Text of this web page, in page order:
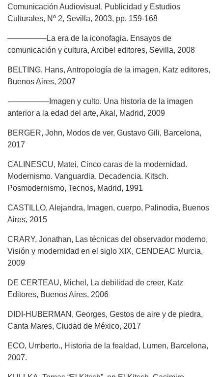
Comunicación Audiovisual, Publicidad y Estudios
Culturales, Nº 2, Sevilla, 2003, pp. 159-168
—————La era de la iconofagia. Ensayos de
comunicación y cultura, Arcibel editores, Sevilla, 2008
BELTING, Hans, Antropología de la imagen, Katz editores,
Buenos Aires, 2007
-—————Imagen y culto. Una historia de la imagen
anterior a la edad del arte, Akal, Madrid, 2009
BERGER, John, Modos de ver, Gustavo Gili, Barcelona,
2017
CALINESCU, Matei, Cinco caras de la modernidad.
Modernismo. Vanguardia. Decadencia. Kitsch.
Posmodernismo, Tecnos, Madrid, 1991
CASTILLO, Alejandra, Imagen, cuerpo, Palinodia, Buenos
Aires, 2015
CRARY, Jonathan, Las técnicas del observador moderno,
Visión y modernidad en el siglo XIX, CENDEAC Murcia,
2009
DE CERTEAU, Michel, La debilidad de creer, Katz
Editores, Buenos Aires, 2006
DIDI-HUBERMAN, Georges, Gestos de aire y de piedra,
Canta Mares, Ciudad de México, 2017
ECO, Umberto., Historia de la fealdad, Lumen, Barcelona,
2007.